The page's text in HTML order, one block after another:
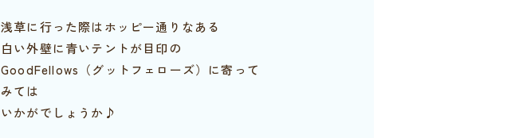
浅草に行った際はホッピー通りなある
白い外壁に青いテントが目印の
GoodFellows（グットフェローズ）に寄って
みては
いかがでしょうか♪